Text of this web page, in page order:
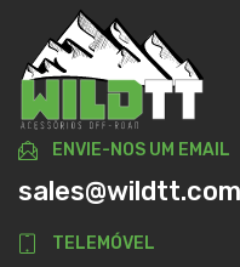
ENVIE-NOS UM EMAIL
sales@wildtt.com
TELEMÓVEL